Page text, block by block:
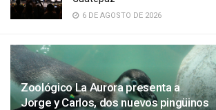
6 DE AGOSTO DE 2026
Zoológico La Aurora presenta a
Jorge y Carlos, dos nuevos pingüinos